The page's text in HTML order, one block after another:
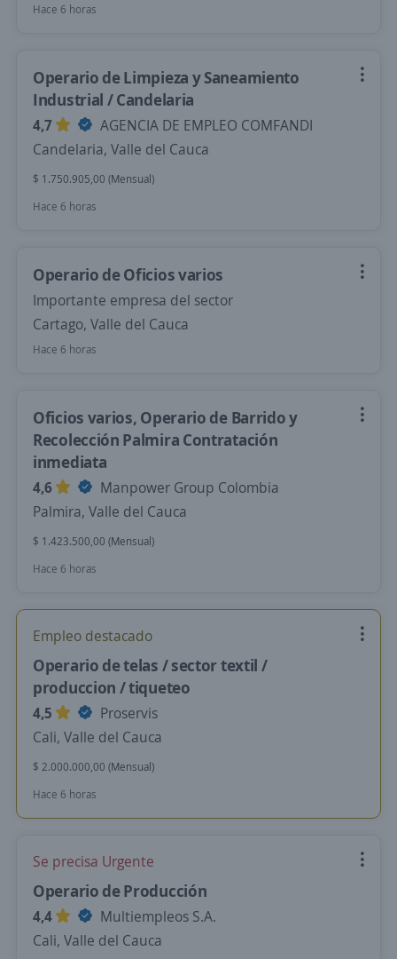
Hace 6 horas
Operario de Limpieza y Saneamiento
Industrial / Candelaria
4,7
AGENCIA DE EMPLEO COMFANDI
Candelaria, Valle del Cauca
$ 1.750.905,00 (Mensual)
Hace 6 horas
Operario de Oficios varios
Importante empresa del sector
Cartago, Valle del Cauca
Hace 6 horas
Oficios varios, Operario de Barrido y
Recolección Palmira Contratación
inmediata
4,6
Manpower Group Colombia
Palmira, Valle del Cauca
$ 1.423.500,00 (Mensual)
Hace 6 horas
Empleo destacado
Operario de telas / sector textil /
produccion / tiqueteo
4,5
Proservis
Cali, Valle del Cauca
$ 2.000.000,00 (Mensual)
Hace 6 horas
Se precisa Urgente
Operario de Producción
4,4
Multiempleos S.A.
Cali, Valle del Cauca